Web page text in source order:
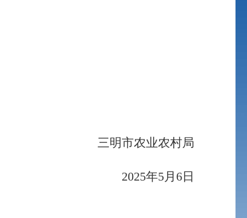
三明市农业农村局
2025年5月6日